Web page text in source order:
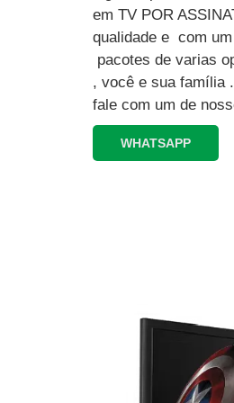
em TV POR
qualidade e com
pacotes de varias
, você e sua família
fale com um de
WHATSAPP